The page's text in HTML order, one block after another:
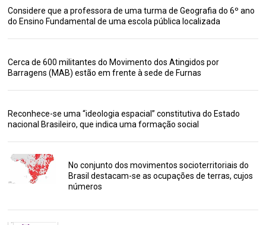
Considere que a professora de uma turma de Geografia do 6º ano
do Ensino Fundamental de uma escola pública localizada
Cerca de 600 militantes do Movimento dos Atingidos por
Barragens (MAB) estão em frente à sede de Furnas
Reconhece-se uma “ideologia espacial” constitutiva do Estado
nacional Brasileiro, que indica uma formação social
No conjunto dos movimentos socioterritoriais do
Brasil destacam-se as ocupações de terras, cujos
números